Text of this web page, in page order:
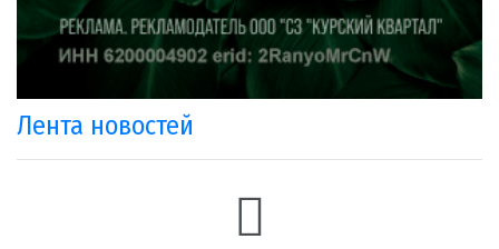
Лента новостей